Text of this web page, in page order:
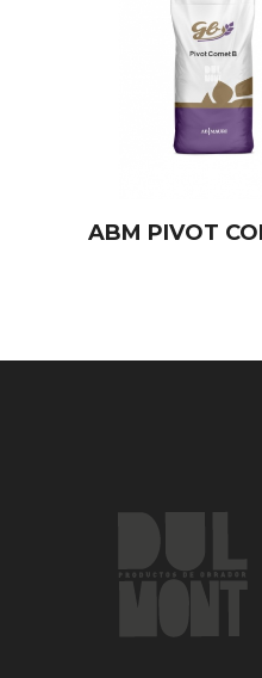
ABM PIVOT